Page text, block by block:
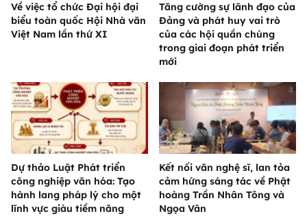
Về việc tổ chức Đại hội đại
biểu toàn quốc Hội Nhà văn
Việt Nam lần thứ XI
Tăng cường sự lãnh đạo của
Đảng và phát huy vai trò
của các hội quần chúng
trong giai đoạn phát triển
mới
Dự thảo Luật Phát triển
công nghiệp văn hóa: Tạo
hành lang pháp lý cho một
lĩnh vực giàu tiềm năng
Kết nối văn nghệ sĩ, lan tỏa
cảm hứng sáng tác về Phật
hoàng Trần Nhân Tông và
Ngọa Vân